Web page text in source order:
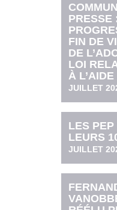
PRESSE
FIN DE
DE
LOI
À
JUILLET
LES PEP
LEURS
JUILLET